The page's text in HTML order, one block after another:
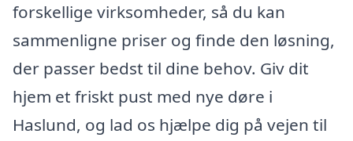
forskellige virksomheder, så du kan
sammenligne priser og finde den løsning,
der passer bedst til dine behov. Giv dit
hjem et friskt pust med nye døre i
Haslund, og lad os hjælpe dig på vejen til